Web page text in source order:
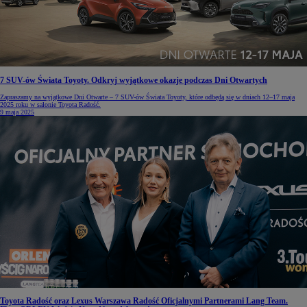
7 SUV-ów Świata Toyoty. Odkryj wyjątkowe okazje podczas Dni Otwartych
Zapraszamy na wyjątkowe Dni Otwarte – 7 SUV-ów Świata Toyoty, które odbędą się w dniach 12–17 maja
2025 roku w salonie Toyota Radość.
9 maja 2025
Toyota Radość oraz Lexus Warszawa Radość Oficjalnymi Partnerami Lang Team.